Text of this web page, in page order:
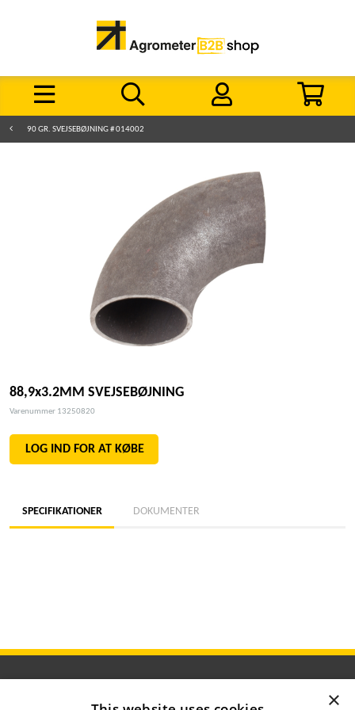
90 GR. SVEJSEBØJNING # 014002
88,9x3.2MM SVEJSEBØJNING
Varenummer 13250820
LOG IND FOR AT KØBE
SPECIFIKATIONER DOKUMENTER
×